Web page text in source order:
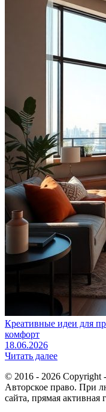
Креативные идеи для
комфорт
18.06.2026
Читать далее
© 2016 - 2026 Copyright
Авторское право. При
сайта, прямая активная